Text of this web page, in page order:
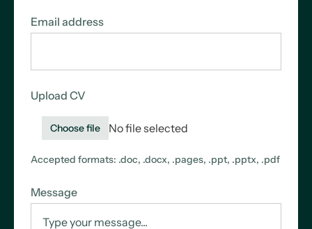
Email address
Upload CV
Choose file No file selected
Accepted formats: .doc, .docx, .pages, .ppt, .pptx, .pdf
Message